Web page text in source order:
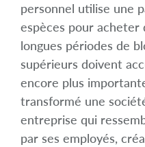
personnel utilise une
espèces pour acheter
longues périodes de
supérieurs doivent
encore plus
transformé une
entreprise qui
par ses employés,